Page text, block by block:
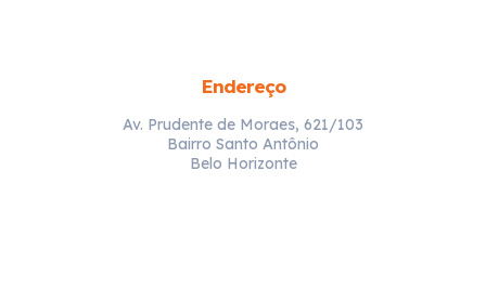
Endereço
Av. Prudente de Moraes, 621/103
Bairro Santo Antônio
Belo Horizonte